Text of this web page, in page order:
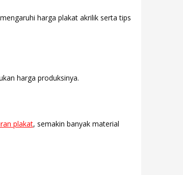
harga plakat akrilik serta tips
harga produksinya.
plakat, semakin banyak material